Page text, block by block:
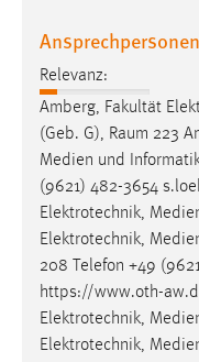
Ansprechpersonen
Relevanz:
Amberg, Fakultät
(Geb. G), Raum 223
Medien und
(9621) 482-3654
Elektrotechnik,
Elektrotechnik,
208 Telefon +49
https://www.oth-
Elektrotechnik,
Elektrotechnik,